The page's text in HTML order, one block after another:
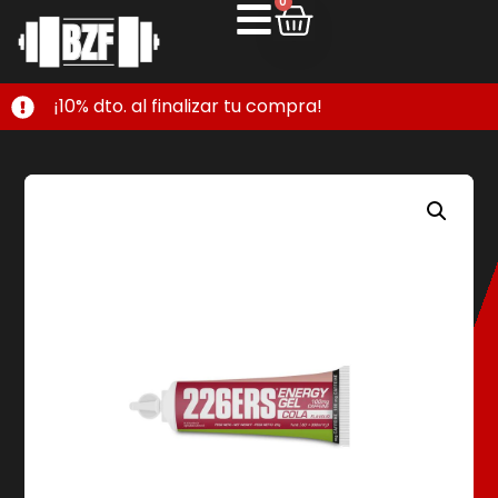
¡10% dto. al finalizar tu compra!